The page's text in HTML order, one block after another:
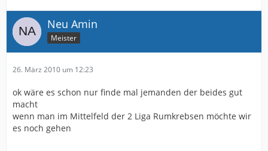
Neu Amin
Meister
26. März 2010 um 12:23
ok wäre es schon nur finde mal jemanden der beides gut
macht
wenn man im Mittelfeld der 2 Liga Rumkrebsen möchte wir
es noch gehen